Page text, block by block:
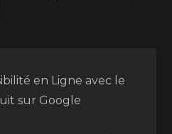
en Ligne avec le
sur Google